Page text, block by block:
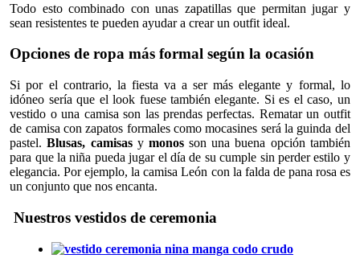
Todo esto combinado con unas zapatillas que permitan jugar y
sean resistentes te pueden ayudar a crear un outfit ideal.
Opciones de ropa más formal según la ocasión
Si por el contrario, la fiesta va a ser más elegante y formal, lo
idóneo sería que el look fuese también elegante. Si es el caso, un
vestido o una camisa son las prendas perfectas. Rematar un outfit
de camisa con zapatos formales como mocasines será la guinda del
pastel.Blusas, camisasy monosson una buena opción también
para que la niña pueda jugar el día de su cumple sin perder estilo y
elegancia. Por ejemplo, la camisa León con la falda de pana rosa es
un conjunto que nos encanta.
Nuestros vestidos de ceremonia